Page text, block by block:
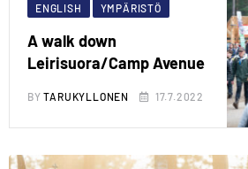
ENGLISH YMPÄRISTÖ
A walk down
Leirisuora/Camp Avenue
BYTARUKYLLONEN 17.7.2022